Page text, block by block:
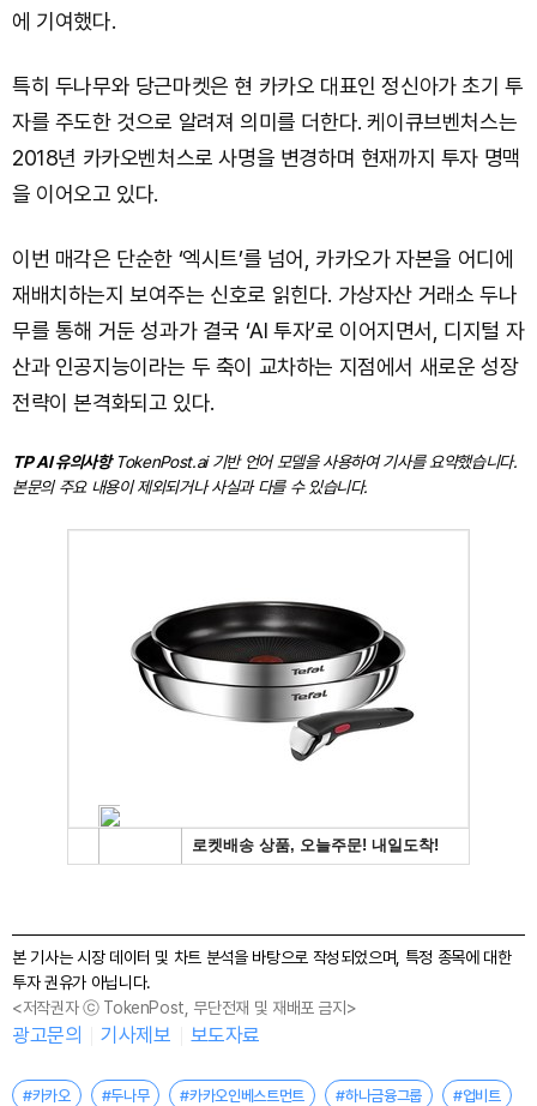
에 기여했다.
특히 두나무와 당근마켓은 현 카카오 대표인 정신아가 초기 투
자를 주도한 것으로 알려져 의미를 더한다. 케이큐브벤처스는
2018년 카카오벤처스로 사명을 변경하며 현재까지 투자 명맥
을 이어오고 있다.
이번 매각은 단순한 ‘엑시트’를 넘어, 카카오가 자본을 어디에
재배치하는지 보여주는 신호로 읽힌다. 가상자산 거래소 두나
무를 통해 거둔 성과가 결국 ‘AI 투자’로 이어지면서, 디지털 자
산과 인공지능이라는 두 축이 교차하는 지점에서 새로운 성장
전략이 본격화되고 있다.
TP AI 유의사항TokenPost.ai 기반 언어 모델을 사용하여 기사를 요약했습니다.
본문의 주요 내용이 제외되거나 사실과 다를 수 있습니다.
본 기사는 시장 데이터 및 차트 분석을 바탕으로 작성되었으며, 특정 종목에 대한
투자 권유가 아닙니다.
<저작권자 ⓒ TokenPost, 무단전재 및 재배포 금지>
광고문의 기사제보 보도자료
#카카오 #두나무 #카카오인베스트먼트 #하나금융그룹 #업비트